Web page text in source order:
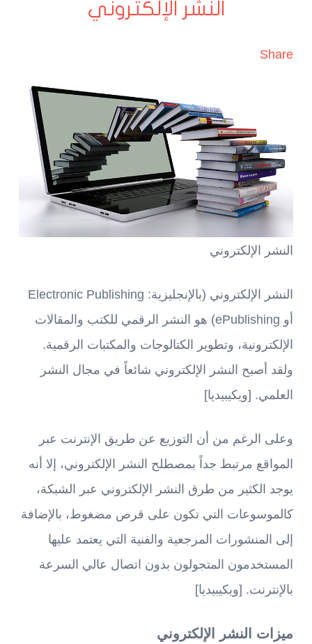
النشر الإلكتروني
Share
النشر الإلكتروني
النشر الإلكتروني (بالإنجليزية: Electronic Publishing
أو ePublishing)‏ هو النشر الرقمي للكتب والمقالات
الإلكترونية، وتطوير الكتالوجات والمكتبات الرقمية.
ولقد أصبح النشر الإلكتروني شائعاً في مجال النشر
العلمي. [ويكيبيديا]
وعلى الرغم من أن التوزيع عن طريق الإنترنت عبر
المواقع مرتبط جداً بمصطلح النشر الإلكتروني، إلا أنه
يوجد الكثير من طرق النشر الإلكتروني عبر الشبكة،
كالموسوعات التي تكون على قرص مضغوط، بالإضافة
إلى المنشورات المرجعية والفنية التي يعتمد عليها
المستخدمون المتجولون بدون اتصال عالي السرعة
بالإنترنت. [ويكيبيديا]
ميزات النشر الإلكتروني